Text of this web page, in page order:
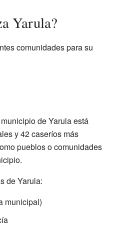
Yarula?
comunidades para su
de Yarula está
y 42 caseríos más
pueblos o comunidades
de Yarula:
municipal)